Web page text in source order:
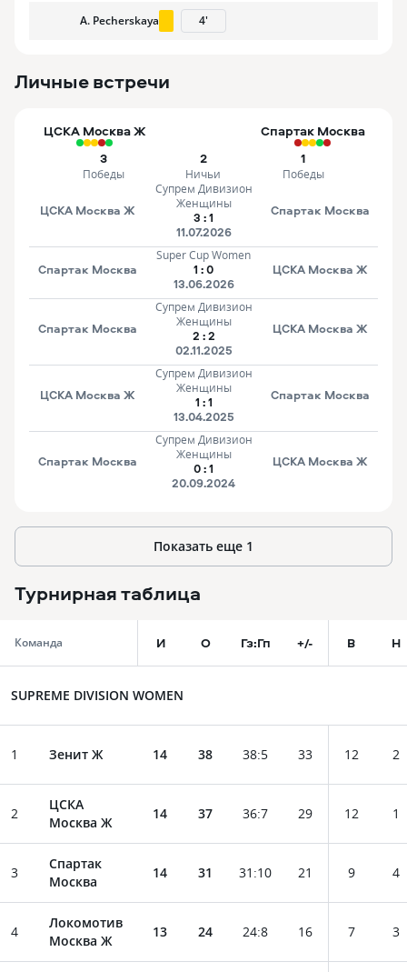
A. Pecherskaya 4'
Личные встречи
ЦСКА Москва Ж
Спартак Москва
3
Победы
2
Ничьи
1
Победы
ЦСКА Москва Ж
Супрем Дивизион
Женщины
3 :1
11.07.2026
Спартак Москва
Спартак Москва
Super Cup Women
1 :0
13.06.2026
ЦСКА Москва Ж
Спартак Москва
Супрем Дивизион
Женщины
2 :2
02.11.2025
ЦСКА Москва Ж
ЦСКА Москва Ж
Супрем Дивизион
Женщины
1 :1
13.04.2025
Спартак Москва
Спартак Москва
Супрем Дивизион
Женщины
0:1
20.09.2024
ЦСКА Москва Ж
Показать еще 1
Турнирная таблица
Команда И О Гз:Гп +/- В Н
SUPREME DIVISION WOMEN
1 Зенит Ж 14 38 38:5 33 12 2
2
ЦСКА
Москва Ж
14 37 36:7 29 12 1
3
Спартак
Москва
14 31 31 :10 21 9 4
4
Локомотив
Москва Ж
13 24 24:8 16 7 3